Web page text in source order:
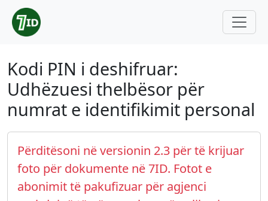
Kodi PIN i deshifruar:
Udhëzuesi thelbësor për
numrat e identifikimit personal
Përditësoni në versionin 2.3 për të krijuar
foto për dokumente në 7ID. Fotot e
abonimit të pakufizuar për agjenci